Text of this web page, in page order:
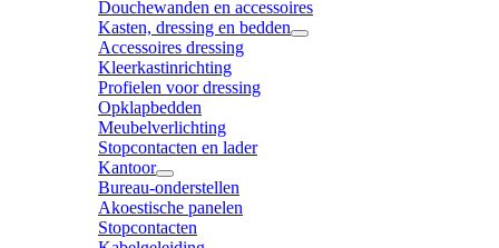
Douchewanden en accessoires
Kasten, dressing en bedden
Accessoires dressing
Kleerkastinrichting
Profielen voor dressing
Opklapbedden
Meubelverlichting
Stopcontacten en lader
Kantoor
Bureau-onderstellen
Akoestische panelen
Stopcontacten